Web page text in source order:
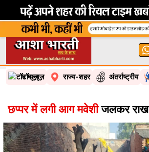
टॉप न्यूज़ राज्य-शहर अंतर्राष्ट्रीय
छप्पर में लगी आग मवेशीजलकर राख